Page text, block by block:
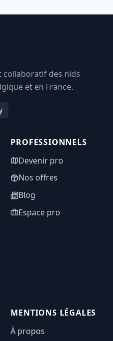
collaboratif des nids
et en France.
PROFESSIONNELS
Devenir pro
Nos offres
Blog
Espace pro
MENTIONS LÉGALES
À propos